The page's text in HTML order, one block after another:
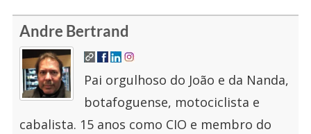
Andre Bertrand
Pai orgulhoso do João e da Nanda,
botafoguense, motociclista e
cabalista. 15 anos como CIO e membro do